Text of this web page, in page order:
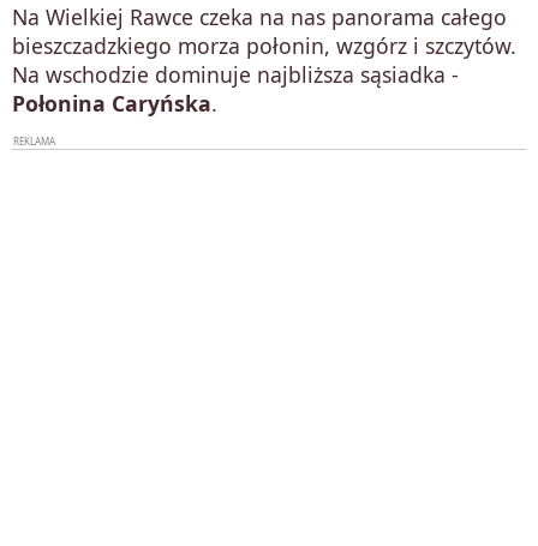
Na Wielkiej Rawce czeka na nas panorama całego
bieszczadzkiego morza połonin, wzgórz i szczytów.
Na wschodzie dominuje najbliższa sąsiadka -
Połonina Caryńska.